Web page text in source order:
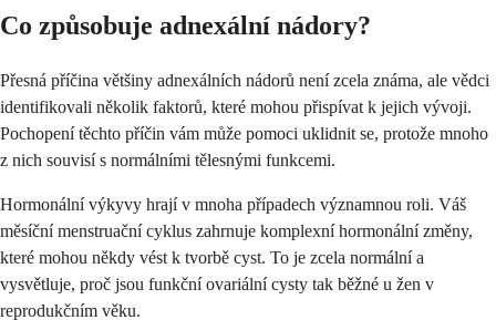
Co způsobuje adnexální nádory?
Přesná příčina většiny adnexálních nádorů není zcela známa, ale vědci
identifikovali několik faktorů, které mohou přispívat k jejich vývoji.
Pochopení těchto příčin vám může pomoci uklidnit se, protože mnoho
z nich souvisí s normálními tělesnými funkcemi.
Hormonální výkyvy hrají v mnoha případech významnou roli. Váš
měsíční menstruační cyklus zahrnuje komplexní hormonální změny,
které mohou někdy vést k tvorbě cyst. To je zcela normální a
vysvětluje, proč jsou funkční ovariální cysty tak běžné u žen v
reprodukčním věku.